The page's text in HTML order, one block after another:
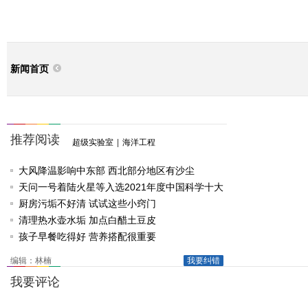
新闻首页
推荐阅读 超级实验室 海洋工程
大风降温影响中东部 西北部分地区有沙尘
天问一号着陆火星等入选2021年度中国科学十大
进展
厨房污垢不好清 试试这些小窍门
清理热水壶水垢 加点白醋土豆皮
孩子早餐吃得好 营养搭配很重要
我要纠错
编辑：林楠